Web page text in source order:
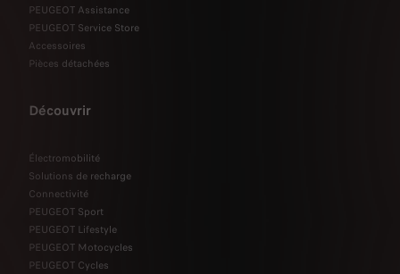
PEUGEOT Assistance
PEUGEOT Service Store
Accessoires
Pièces détachées
Découvrir
Électromobilité
Solutions de recharge
Connectivité
PEUGEOT Sport
PEUGEOT Lifestyle
PEUGEOT Motocycles
PEUGEOT Cycles